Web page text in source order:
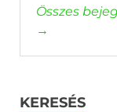
Összes
→
KERESÉS